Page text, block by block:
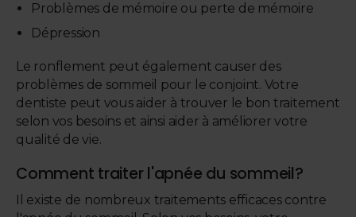
Problèmes de mémoire ou perte de mémoire
Dépression
Le ronflement peut également causer des
problèmes de sommeil pour le conjoint. Votre
dentiste peut vous aider à trouver le bon traitement
selon vos besoins et ainsi aider à améliorer votre
qualité de vie.
Comment traiter l'apnée du sommeil?
Il existe de nombreux traitements efficaces contre